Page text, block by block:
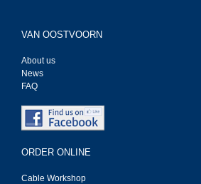
VAN OOSTVOORN
About us
News
FAQ
ORDER ONLINE
Cable Workshop